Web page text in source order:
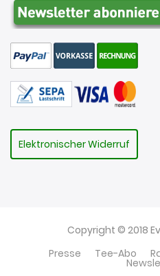
Elektronischer Widerruf
Copyright © 2018
Tee-Abo
Presse